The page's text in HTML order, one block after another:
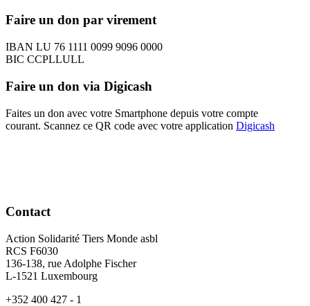
Faire un don par virement
IBAN LU 76 1111 0099 9096 0000
BIC CCPLLULL
Faire un don via Digicash
Faites un don avec votre Smartphone depuis votre compte
courant. Scannez ce QR code avec votre application Digicash
Contact
Action Solidarité Tiers Monde asbl
RCS F6030
136-138, rue Adolphe Fischer
L-1521 Luxembourg
+352 400 427 - 1